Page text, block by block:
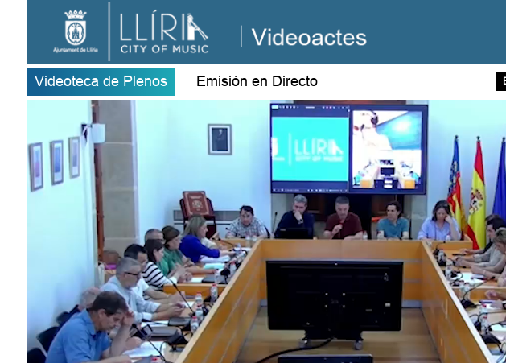
Videoteca de Plenos Emisión en Directo